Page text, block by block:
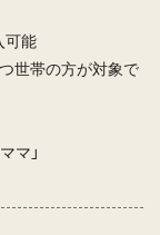
可能
世帯の方が対象で
マ」